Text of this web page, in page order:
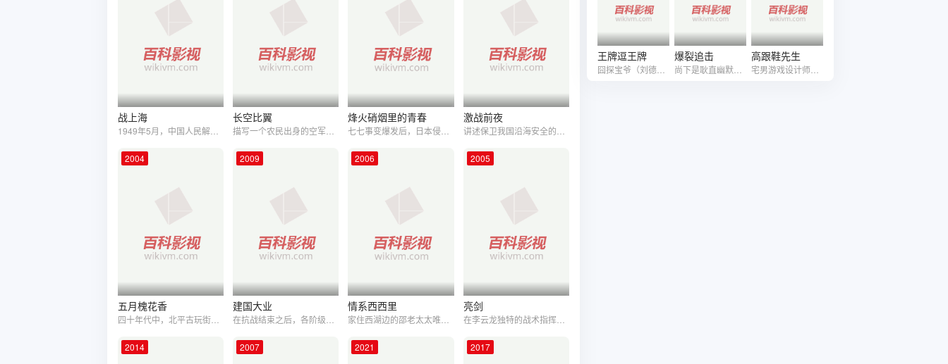
战上海 长空比翼 烽火硝烟里的青春 激战前夜
2004
五月槐花香
2009
建国大业
2006
情系西西里
2005
亮剑
在李云龙独特的战术指挥下，骄横的日军山崎大队全军覆灭。接着李云龙会同国军358团团长楚云飞闯进日军重兵防守的县城，守备部队的全体军官都在这次袭击中丧生。李云龙和楚云飞在晋西北因此名声大噪，李楚二人惺惺相惜，成了朋友。1941年冬天，弹尽粮绝的独立团在野狼峪伏击日军用冷兵器全歼日军两个中队，此战之惨烈竟惊动了最高统帅部的蒋委员长，也引起了日本华北派遣军司令官极大关注…… 抗战胜利，李楚二人又相逢在淮海战场上，这一次交手双方险些同归于尽。李云龙师长被一发迫击炮弹炸得像个被打碎的瓶子，楚云飞少将胸前中了两发机枪弹，身边的卫士扑了过来，掩护住了楚云飞。 警卫连长董海，浑身血迹斑斑，他和几个战士抬着李云龙风风火火的冲进医院，李云龙被抬进了手术室，在手术进行的过程中，血浆突然不够了，未曾料想到的是，抽验完所有战士的血浆后，发现没有一个战士和李云龙的血浆相符，就在这危急时刻，小护士田雨发现自己的血浆和李云龙的相符，田雨献血挽救了李云龙的生命。田雨担任起了李云龙的护理工作，当李云龙迷迷蒙蒙睁开双眼的那一霎那，就被田雨嫣然的笑脸吸引住了。在田雨的精心护理之下，李云龙康复的很快。充满正义的霸气是李云龙独有的东西，田雨崇拜李云龙，就在李云龙准备出院的时候，田雨答应了李云龙那男人气十足的求婚。 金门战役失败后，李云龙率部开进山区，和平生活也许适合所有的人，却不适合李云龙，他和妻子田雨的矛盾也开始滋生了。 由于李云龙夫妇的撮合，赵刚和冯楠由相识到相爱，这是李云龙在此期间最为得意的一件事，他不会想到，这对优秀的男女日后悲剧性的结局。 李云龙屡屡向上级打报告，要求带兵赴朝鲜作战，他的请求不但没被批准，反而接到去南京军事学院学习的通知，他带着情绪去南京军事学院报了到，在南京军事学院他由强烈抵触到虚心求学，这是李云龙从野战经验到完成军事理论系统化一个重要的转变。 李云龙从南京军事学院毕业后，作为军长回到了老部队，他所做的第一件事就是组建了中国第一支特种分队，在未来新中国的建设中屡建奇功。
2014 2007 2021 2017
王牌逗王牌 爆裂追击
尚下是耿直幽默的专车司机，他损友何峰是个好色又烂赌的社会老油条，整日混迹各种圈子。何峰常惹事，通常都找善良的尚下帮他摆平。对外，何峰总说尚下是他专属司机，某天、何峰打牌时候接了一个高额费用活儿，何峰耽误了约定时间，匆忙中找尚下帮忙去接人。
高跟鞋先生
宅男游戏设计师杭远（杜江 饰），从小就暗恋同校才女李若欣（薛凯琪 饰），可每次要表白的时候她都已进入了新恋情。李若欣最后一段感情被未婚夫背叛，不再相信男人，转而与闺蜜Sammi（李媛 饰）越走越近。杭远顿时万念俱灰，于是富二代“好基友”林森森（陈学冬 饰）提议他做最后一搏，想方设法接近若欣，大胆追求所爱。阴差阳错下，杭远竟成为了网络红人，一时间风光无限。 但是好景不长，若欣很快识破了他们的“计谋”。他该如何挽回和女神的破裂的关系，并成功和她在一起呢？